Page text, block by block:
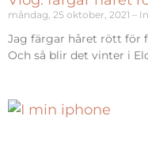
måndag, 25 oktober, 2021
Jag färgar håret rött för
Och så blir det vinter i